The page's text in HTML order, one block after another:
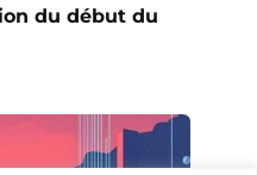
du début du